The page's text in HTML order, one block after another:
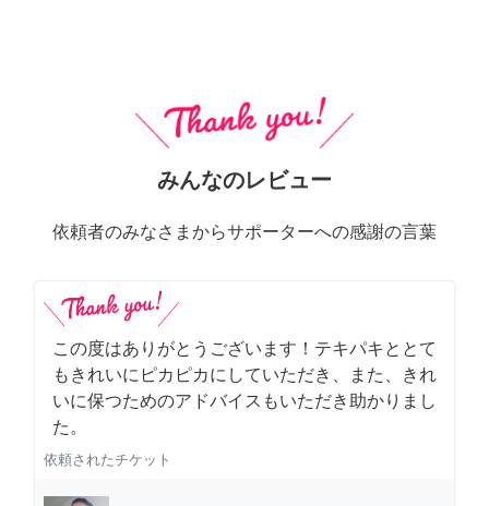
みんなのレビュー
依頼者のみなさまからサポーターへの感謝の言葉
この度はありがとうございます！テキパキととて
もきれいにピカピカにしていただき、また、きれ
いに保つためのアドバイスもいただき助かりまし
た。
依頼されたチケット